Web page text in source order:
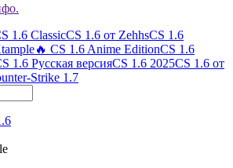
1.6 ClassicCS 1.6 от ZehhsCS 1.6
🔥 CS 1.6 Anime EditionCS 1.6
1.6 Русская версияCS 1.6 2025CS 1.6 от
Strike 1.7